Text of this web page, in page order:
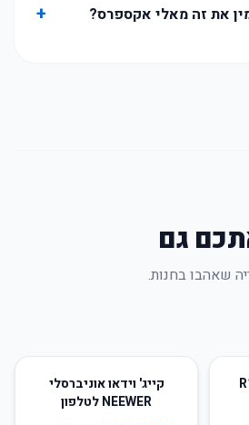
את זה מאלי אקספרס? +
גם
שאהבו בחנות.
52קייג' וידאו אוניברסלי
NEEWER לטלפון